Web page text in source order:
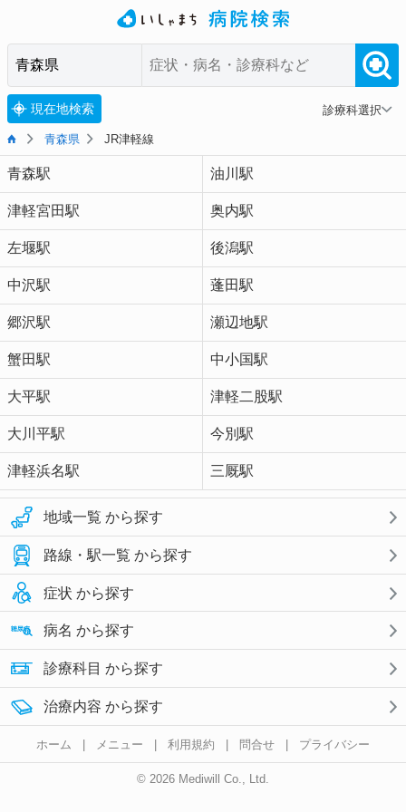
現在地検索 診療科選択
青森県 JR津軽線
青森駅 油川駅
津軽宮田駅 奥内駅
左堰駅 後潟駅
中沢駅 蓬田駅
郷沢駅 瀬辺地駅
蟹田駅 中小国駅
大平駅 津軽二股駅
大川平駅 今別駅
津軽浜名駅 三厩駅
地域一覧 から探す
路線・駅一覧 から探す
症状 から探す
病名 から探す
診療科目 から探す
治療内容 から探す
ホーム | メニュー | 利用規約 | 問合せ | プライバシー
© 2026 Mediwill Co., Ltd.